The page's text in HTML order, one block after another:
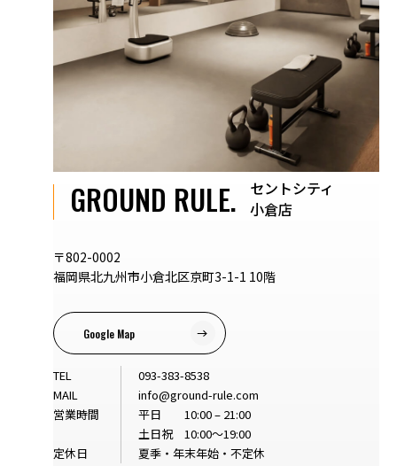
GROUND RULE.
セントシティ
小倉店
〒802-0002
福岡県北九州市小倉北区京町3-1-1 10階
Google Map
TEL
093-383-8538
MAIL
info@ground-rule.com
営業時間
平日 10:00 – 21:00
土日祝 10:00～19:00
定休日
夏季・年末年始・不定休